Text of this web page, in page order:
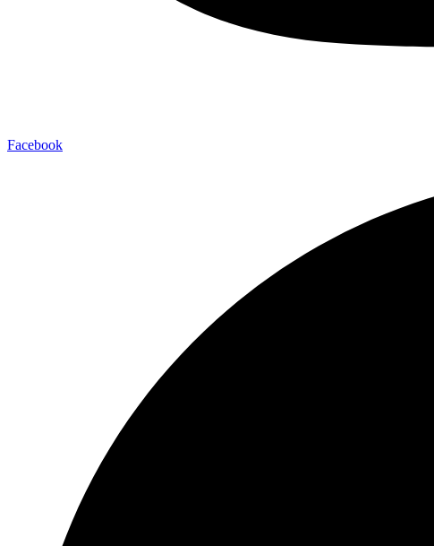
Facebook